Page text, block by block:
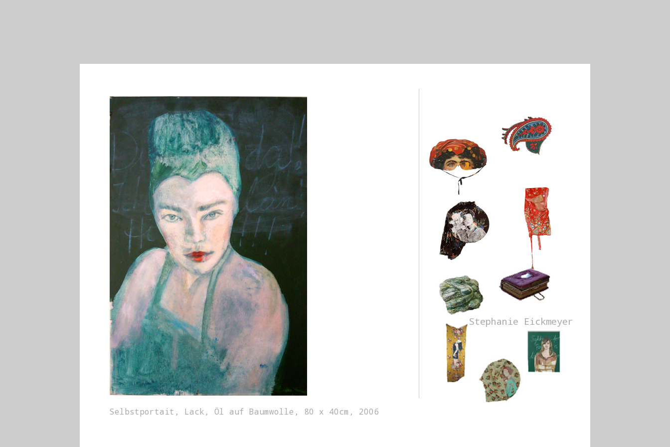
Selbstportait, Lack, Öl auf Baumwolle, 80 x 40cm, 2006
Stephanie Eickmeyer